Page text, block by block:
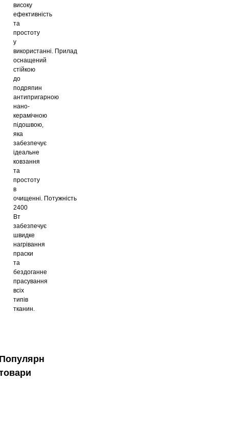
високу
ефективність
та
простоту
у
використанні. Прилад
оснащений
стійкою
до
подряпин
антипригарною
нано-
керамічною
підошвою,
яка
забезпечує
ідеальне
ковзання
та
простоту
в
очищенні. Потужність
2400
Вт
забезпечує
швидке
нагрівання
праски
та
бездоганне
прасування
всіх
типів
тканин.